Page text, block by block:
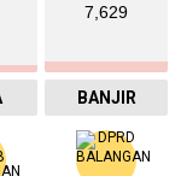
7,629
BANJIR